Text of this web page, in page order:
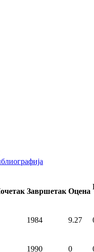
Завршетак Оцена
1984 9.27
1990 0